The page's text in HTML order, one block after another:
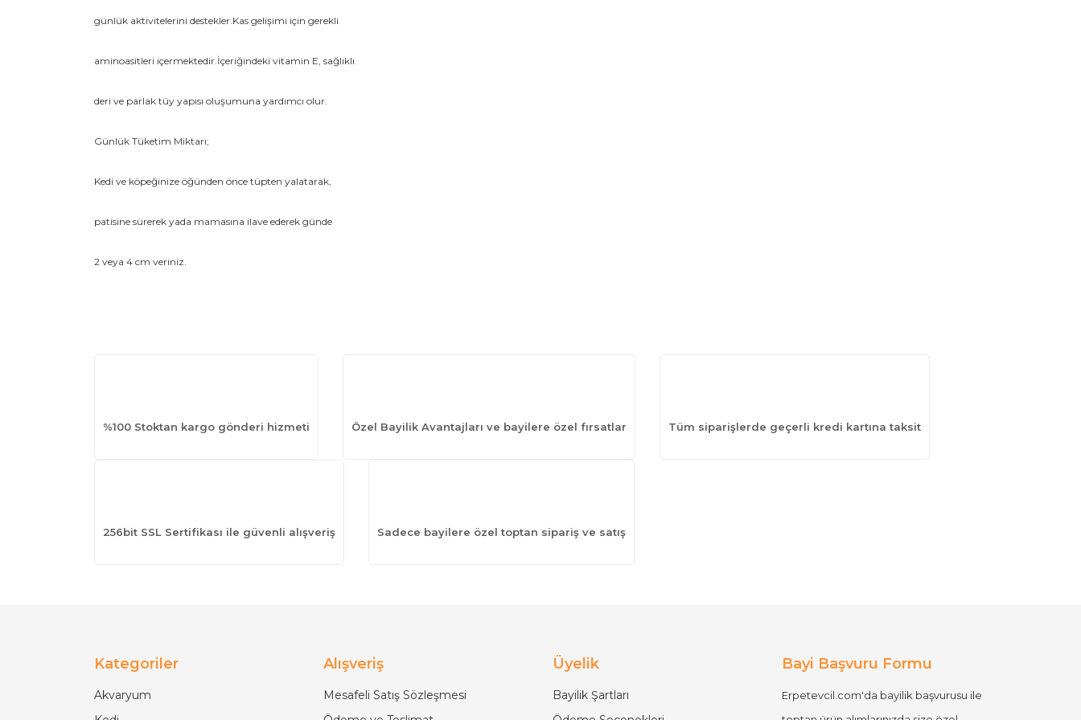
günlük aktivitelerini destekler.Kas gelişimi için gerekli
aminoasitleri içermektedir.İçeriğindeki vitamin E, sağlıklı
deri ve parlak tüy yapısı oluşumuna yardımcı olur.
Günlük Tüketim Miktarı;
Kedi ve köpeğinize öğünden önce tüpten yalatarak,
patisine sürerek yada mamasına ilave ederek günde
2 veya 4 cm veriniz.
%100 Stoktan kargo gönderi hizmeti Özel Bayilik Avantajları ve bayilere özel fırsatlar Tüm siparişlerde geçerli kredi kartına taksit
256bit SSL Sertifikası ile güvenli alışveriş Sadece bayilere özel toptan sipariş ve satış
Kategoriler
Akvaryum
Alışveriş
Mesafeli Satış Sözleşmesi
Üyelik
Bayilik Şartları
Bayi Başvuru Formu
Erpetevcil.com'da bayilik başvurusu ile